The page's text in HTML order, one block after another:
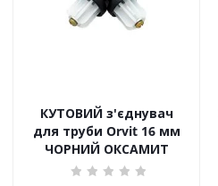
КУТОВИЙ з'єднувач
для труби Orvit 16 мм
ЧОРНИЙ ОКСАМИТ